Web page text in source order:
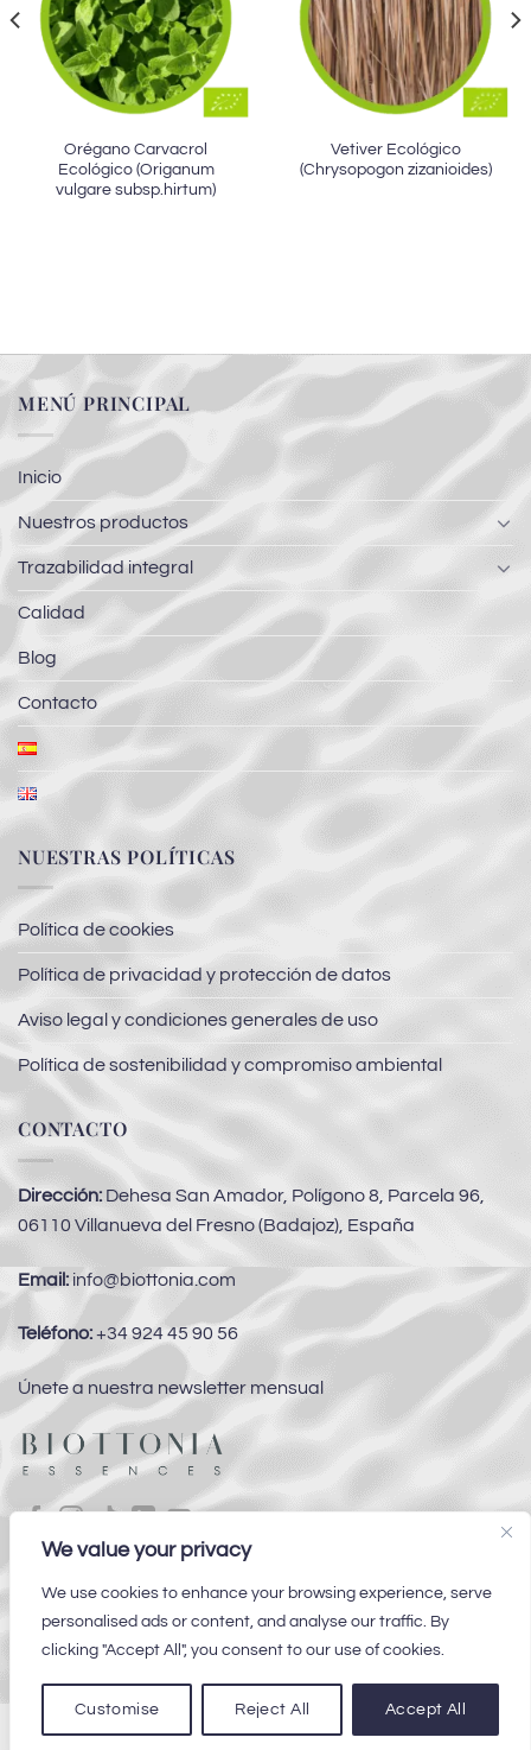
We value your privacy
We use cookies to enhance your browsing experience, serve
personalised ads or content, and analyse our traffic. By
clicking "Accept All", you consent to our use of cookies.
Customise Reject All Accept All
Orégano Carvacrol
Ecológico (Origanum
vulgare subsp.hirtum)
Vetiver Ecológico
(Chrysopogon zizanioides)
MENÚ PRINCIPAL
Inicio
Nuestros productos
Trazabilidad integral
Calidad
Blog
Contacto
NUESTRAS POLÍTICAS
Política de cookies
Política de privacidad y protección de datos
Aviso legal y condiciones generales de uso
Política de sostenibilidad y compromiso ambiental
CONTACTO
Dirección: Dehesa San Amador, Polígono 8, Parcela 96,
06110 Villanueva del Fresno (Badajoz), España
Email: info@biottonia.com
Teléfono:+34 924 45 90 56
Únete a nuestra newsletter mensual
Preguntas Frecuentes
2026Biottonia Essences ©